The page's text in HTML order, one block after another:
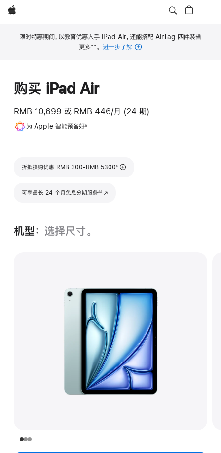
Apple
限时特惠期间，以教育优惠入手 iPad Air，还能搭配 AirTag 四件装省
更多**。进一步了解
购买 iPad Air
RMB 10,699 或 RMB 446/月 (24 期)
为 Apple 智能预备好∆
折抵换购优惠 RMB 300-RMB 5300
脚注
◊
可享最长 24 个月免息分期服务∆∆
(在新窗口中打开)
机型： 选择尺寸。